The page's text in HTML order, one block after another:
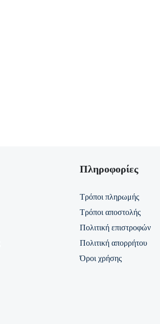
Πληροφορίες
Τρόποι πληρωμής
Τρόποι αποστολής
Πολιτική επιστροφών
Πολιτική απορρήτου
Όροι χρήσης